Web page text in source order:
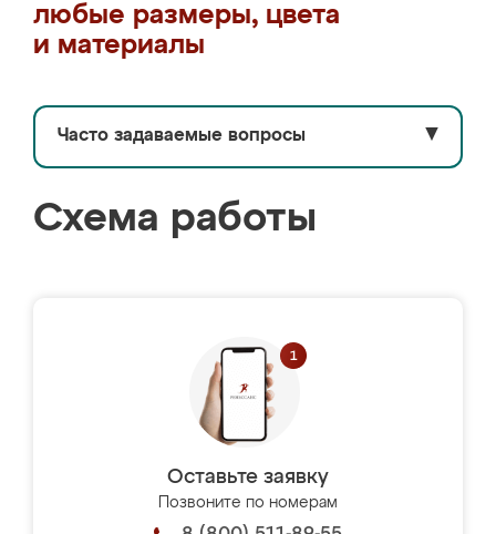
любые размеры, цвета
и материалы
Часто задаваемые вопросы ▼
Схема работы
Оставьте заявку
Позвоните по номерам